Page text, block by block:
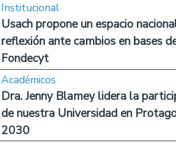
Institucional
Usach propone un espacio
reflexión ante cambios en bases
Fondecyt
Académicos
Dra. Jenny Blamey lidera la
de nuestra Universidad en
2030